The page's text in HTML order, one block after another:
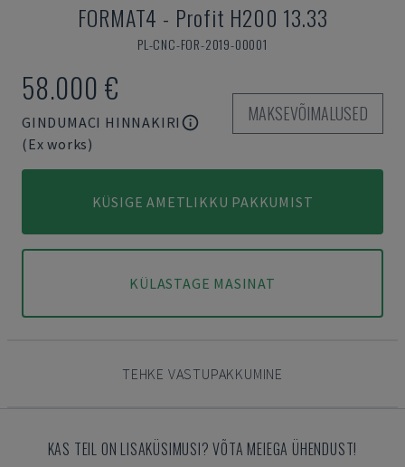
FORMAT4 - Profit H200 13.33
PL-CNC-FOR-2019-00001
58.000 €
GINDUMACI HINNAKIRI
(Ex works)
MAKSEVÕIMALUSED
KÜSIGE AMETLIKKU PAKKUMIST
KÜLASTAGE MASINAT
TEHKE VASTUPAKKUMINE
KAS TEIL ON LISAKÜSIMUSI? VÕTA MEIEGA ÜHENDUST!